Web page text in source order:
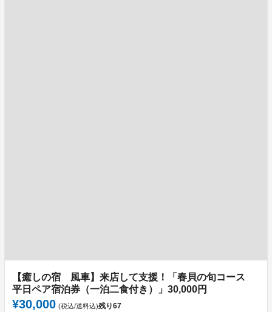
【癒しの宿 風車】来店して支援！「春貝の旬コース
平日ペア宿泊券（一泊二食付き）」30,000円
¥30,000 (税込/送料込)残り67